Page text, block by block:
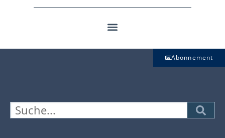
Abonnement